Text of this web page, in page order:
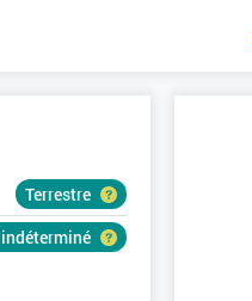
Terrestre